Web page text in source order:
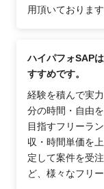
用頂いております
ハイパフォSAP
すすめです。
経験を積んで実
分の時間・自由
目指すフリーラ
収・時間単価を
定して案件を受
ど、様々なフリ